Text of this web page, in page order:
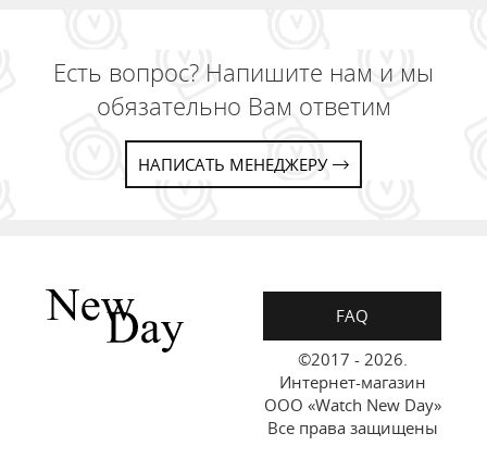
Есть вопрос? Напишите нам и мы
обязательно Вам ответим
НАПИСАТЬ МЕНЕДЖЕРУ
FAQ
©2017 - 2026.
Интернет-магазин
ООО «Watch New Day»
Все права защищены